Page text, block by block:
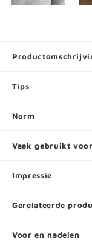
Tips
Norm
Vaak gebruikt voor
Impressie
Gerelateerde
Voor en nadelen